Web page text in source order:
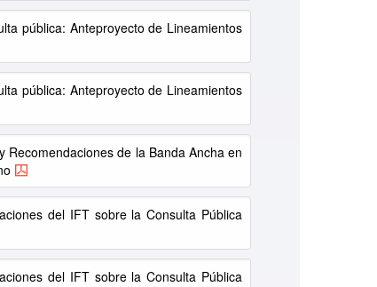
pública: Anteproyecto de Lineamientos
pública: Anteproyecto de Lineamientos
Recomendaciones de la Banda Ancha en
del IFT sobre la Consulta Pública
del IFT sobre la Consulta Pública